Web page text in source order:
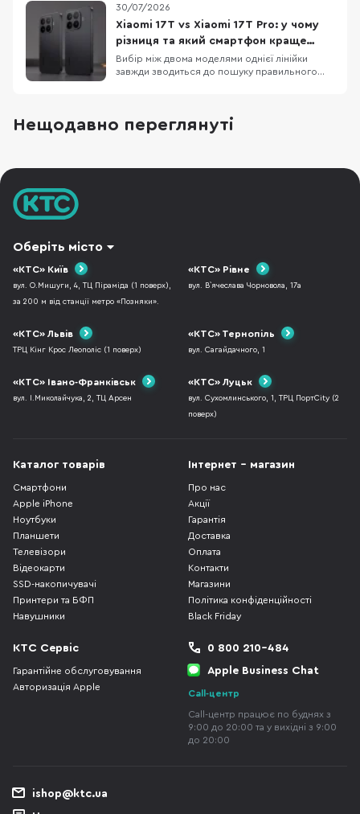
повністю. Великий акумулятор додає ваги, 120
Гц не роблять HD+ екран чітким, а віртуальна
RAM не замінює фізичну. Порівняємо три
доступні мод
30/07/2026
Xiaomi 17T vs Xiaomi 17T Pro: у чому
різниця та який смартфон краще
обрати
Вибір між двома моделями однієї лінійки
завжди зводиться до пошуку правильного
підходи до ергономіки та пікових
можливостей, хоча візуально ці пристрої
Нещодавно переглянуті
Оберіть місто
«КТС» Київ
вул. О.Мишуги, 4, ТЦ Піраміда (1 поверх),
за 200 м від станції метро «Позняки».
«КТС» Рівне
вул. В`ячеслава Чорновола, 17а
«КТС» Львів
ТРЦ Кінг Крос Леополіс (1 поверх)
«КТС» Тернопіль
вул. Сагайдачного, 1
«КТС» Івано-Франківськ
вул. І.Миколайчука, 2, ТЦ Арсен
«КТС» Луцьк
вул. Сухомлинського, 1, ТРЦ ПортCity (2
поверх)
Каталог товарів
Смартфони
Apple iPhone
Ноутбуки
Планшети
Телевізори
Відеокарти
SSD-накопичувачі
Принтери та БФП
Навушники
Інтернет - магазин
Про нас
Акції
Гарантія
Доставка
Оплата
Контакти
Магазини
Політика конфіденційності
Black Friday
КТС Сервіс
Гарантійне обслуговування
Авторизація Apple
0 800 210-484
Apple Business Chat
Call-центр
Call-центр працює по буднях з
9:00 до 20:00 та у вихідні з 9:00
до 20:00
ishop@ktc.ua